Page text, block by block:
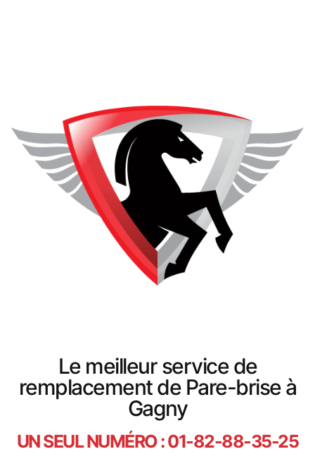
Le meilleur service de
remplacement de Pare-brise à
Gagny
UN SEUL NUMÉRO : 01-82-88-35-25